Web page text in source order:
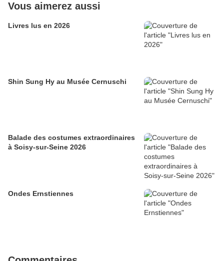
Vous aimerez aussi
Livres lus en 2026
Shin Sung Hy au Musée Cernuschi
Balade des costumes extraordinaires
à Soisy-sur-Seine 2026
Ondes Ernstiennes